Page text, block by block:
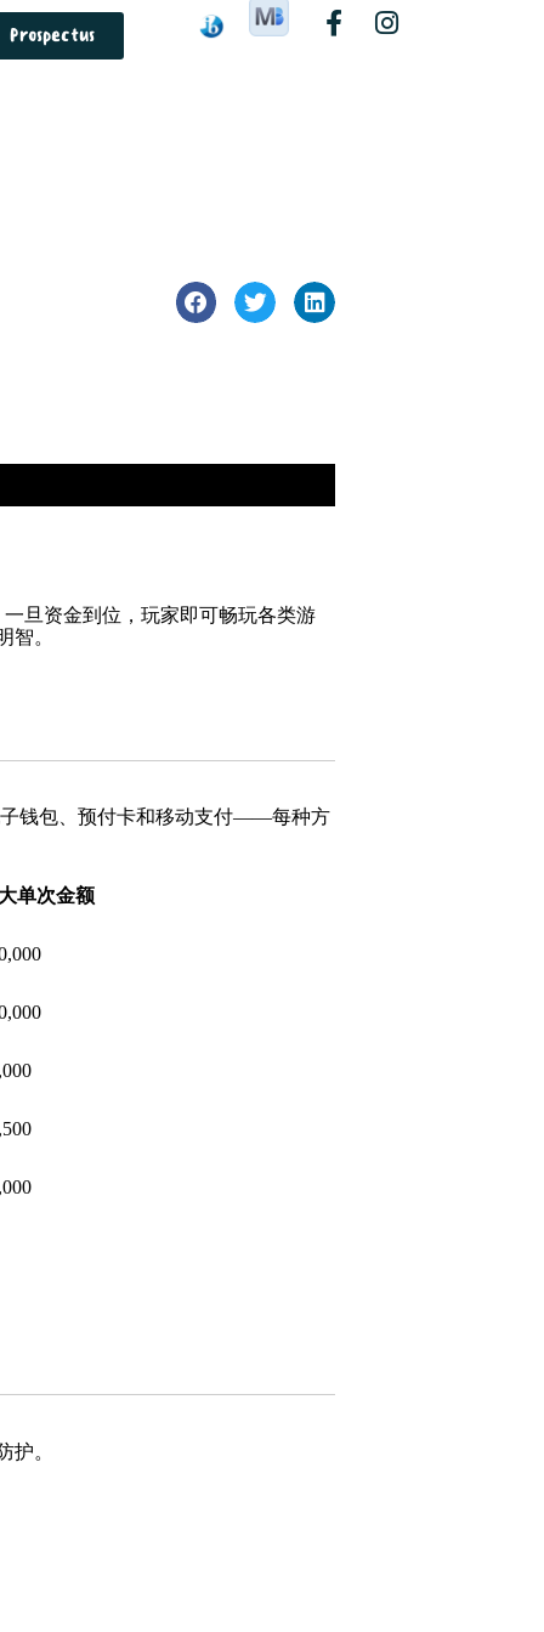
Prospectus
旦资金到位，玩家即可畅玩各类游
智。
子钱包、预付卡和移动支付——每种方
单次金额
护。